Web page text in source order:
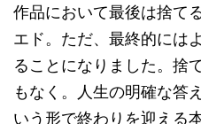
作品において最後は捨て
エド。ただ、最終的には
ることになりました。捨
もなく。人生の明確な答
いう形で終わりを迎える